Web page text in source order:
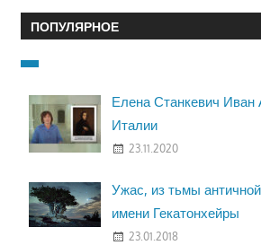
ПОПУЛЯРНОЕ
Елена Станкевич Иван
Италии
23.11.2020
Ужас, из тьмы
имени Гекатонхейры
23.01.2018